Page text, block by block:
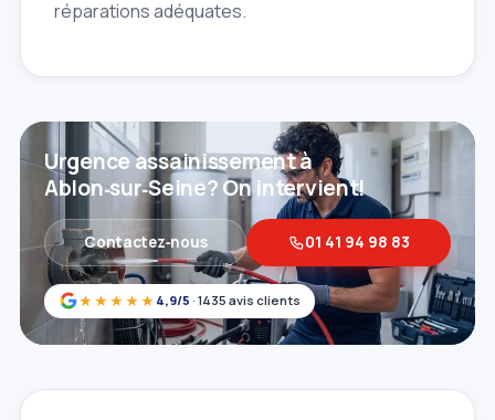
réparations adéquates.
★★★★★ 4,9/5 · 1435 avis clients
Urgence assainissement à
Ablon‑sur‑Seine? On intervient!
Contactez‑nous 01 41 94 98 83